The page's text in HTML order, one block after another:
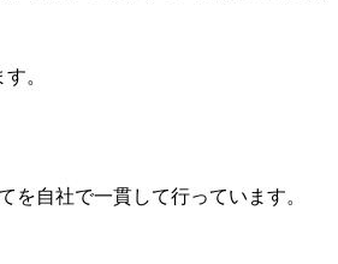
。
自社で一貫して行っています。